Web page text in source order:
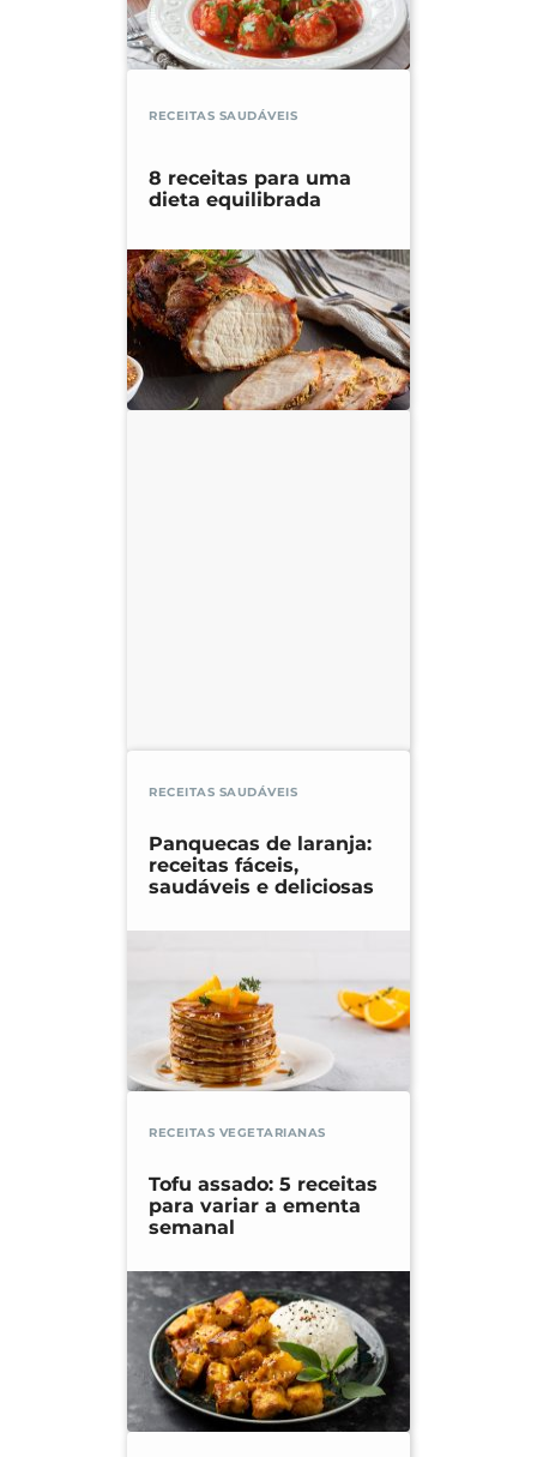
RECEITAS SAUDÁVEIS
8 receitas para uma
dieta equilibrada
RECEITAS SAUDÁVEIS
Panquecas de laranja:
receitas fáceis,
saudáveis e deliciosas
RECEITAS VEGETARIANAS
Tofu assado: 5 receitas
para variar a ementa
semanal